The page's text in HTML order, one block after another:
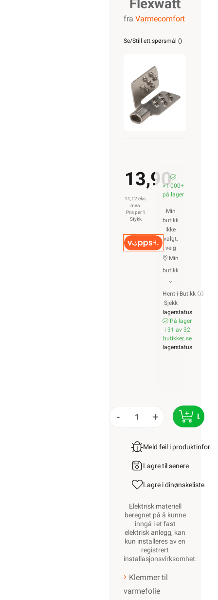
Flexwatt
fra Varmecomfort
Se/Still ett spørsmål ()
13,90
11,12 eks.
mva.
Pris per 1
Stykk
Hurtigkasse
>1 000+
på lager
Min
butikk
ikke
valgt,
velg
Min
butikk
Hent-i-Butikk
Sjekk
lagerstatus
På lager
i 31 av 32
butikker, se
lagerstatus
- +
Meld feil i
Lagre til senere
Lagre i dinønskeliste
Elektrisk materiell
beregnet på å kunne
inngå i et fast
elektrisk anlegg, kan
kun installeres av en
registrert
installasjonsvirksomhet.
Klemmer til
varmefolie